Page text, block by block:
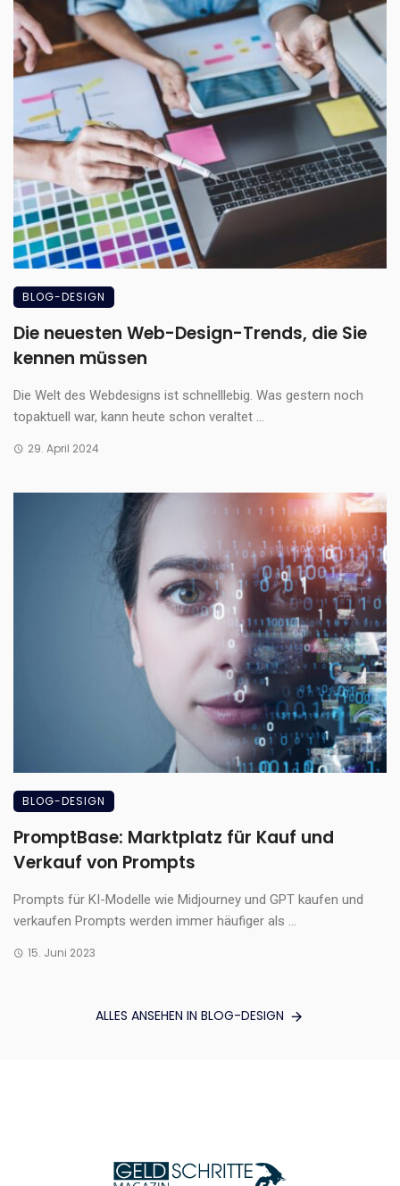
BLOG-DESIGN
Die neuesten Web-Design-Trends, die Sie
kennen müssen
Die Welt des Webdesigns ist schnelllebig. Was gestern noch
topaktuell war, kann heute schon veraltet ...
29. April 2024
BLOG-DESIGN
PromptBase: Marktplatz für Kauf und
Verkauf von Prompts
Prompts für KI-Modelle wie Midjourney und GPT kaufen und
verkaufen Prompts werden immer häufiger als ...
15. Juni 2023
ALLES ANSEHEN IN BLOG-DESIGN